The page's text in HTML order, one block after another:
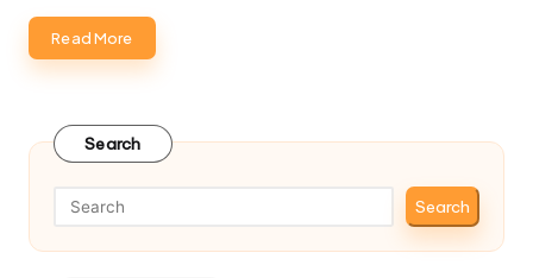
Read More
Search
Search